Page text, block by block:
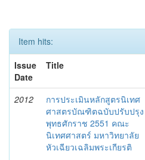
Item hits:
Issue
Date
Title
2012
การประเมินหลักสูตรนิเทศ
ศาสตรบัณฑิตฉบับปรับปรุง
พุทธศักราช 2551 คณะ
นิเทศศาสตร์ มหาวิทยาลัย
หัวเฉียวเฉลิมพระเกียรติ